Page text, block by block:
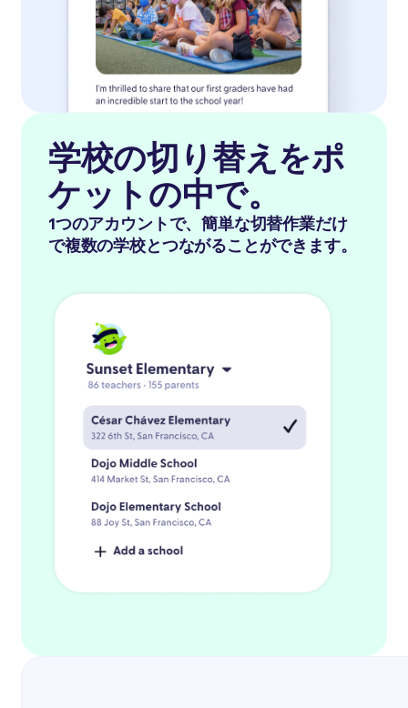
学校の切り替えをポ
ケットの中で。
1つのアカウントで、簡単な切替作業だけ
で複数の学校とつながることができます。